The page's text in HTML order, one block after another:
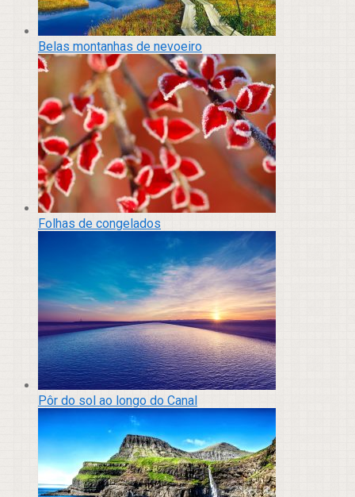
Belas montanhas de nevoeiro
Folhas de congelados
Pôr do sol ao longo do Canal